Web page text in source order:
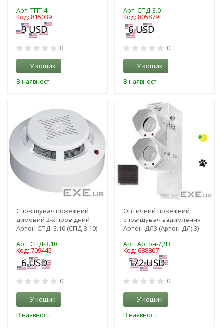
Арт: ТПТ-4
Код: 815039
0
У кошик
В наявності
Арт: СПД-3.0
Код: 805879
0
У кошик
В наявності
Сповіщувач пожежний
димовий 2-х провідний
Артон СПД -3.10 (СПД-3.10)
Арт: СПД-3.10
Код: 709445
0
У кошик
В наявності
Оптичний пожежний
сповіщувач задимлення
Артон-ДЛ3 (Артон-ДЛ) 3)
Арт: Артон-ДЛ3
Код: 688807
0
У кошик
В наявності